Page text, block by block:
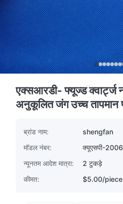
एक्सआरडी- फ्यूज्ड क्वार्ट्ज
अनुकूलित जंग उच्च तापमान
ब्रांड नाम:
shengfan
मॉडल नंबर:
क्यूएसपी-
न्यूनतम आदेश मात्रा:
2 टुकड़े
कीमत:
$5.00/